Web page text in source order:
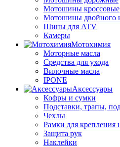
Мотошины кроссовые
Мотошины двойного
Шины для ATV
Камеры
Мотохимия
Моторные масла
Средства для ухода
Вилочные масла
IPONE
Аксессуары
Кофры и сумки
Подставки, трапы,
Чехлы
Рамки для крепления
Защита рук
Наклейки